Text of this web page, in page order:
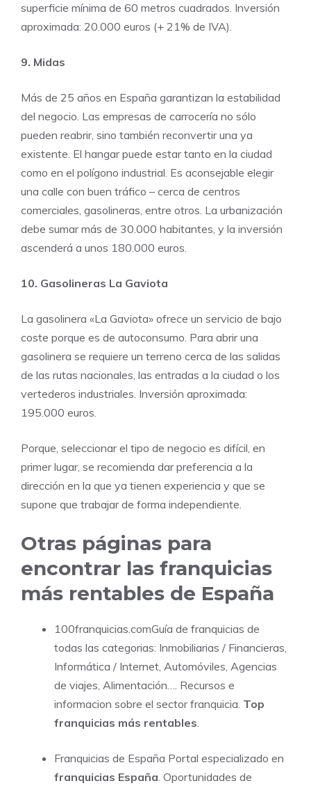
superficie mínima de 60 metros cuadrados. Inversión
aproximada: 20.000 euros (+ 21% de IVA).
9. Midas
Más de 25 años en España garantizan la estabilidad
del negocio. Las empresas de carrocería no sólo
pueden reabrir, sino también reconvertir una ya
existente. El hangar puede estar tanto en la ciudad
como en el polígono industrial. Es aconsejable elegir
una calle con buen tráfico – cerca de centros
comerciales, gasolineras, entre otros. La urbanización
debe sumar más de 30.000 habitantes, y la inversión
ascenderá a unos 180.000 euros.
10. Gasolineras La Gaviota
La gasolinera «La Gaviota» ofrece un servicio de bajo
coste porque es de autoconsumo. Para abrir una
gasolinera se requiere un terreno cerca de las salidas
de las rutas nacionales, las entradas a la ciudad o los
vertederos industriales. Inversión aproximada:
195.000 euros.
Porque, seleccionar el tipo de negocio es difícil, en
primer lugar, se recomienda dar preferencia a la
dirección en la que ya tienen experiencia y que se
supone que trabajar de forma independiente.
Otras páginas para
encontrar las franquicias
más rentables de España
100franquicias.comGuía de franquicias de
todas las categorias: Inmobiliarias / Financieras,
Informática / Internet, Automóviles, Agencias
de viajes, Alimentación…. Recursos e
informacion sobre el sector franquicia. Top
franquicias más rentables.
Franquicias de España Portal especializado en
franquicias España. Oportunidades de